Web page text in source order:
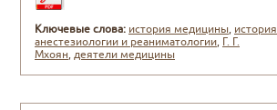
Ключевые слова: история медицины, история
анестезиологии и реаниматологии, Г. Г.
Мхоян,деятели медицины